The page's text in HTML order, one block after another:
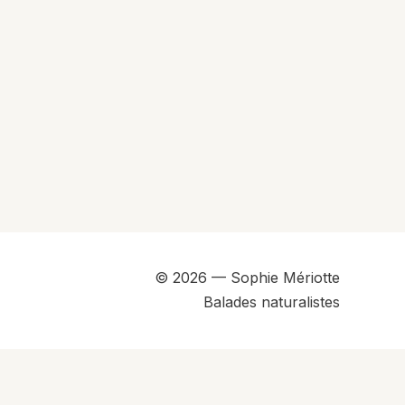
© 2026 — Sophie Mériotte
Balades naturalistes